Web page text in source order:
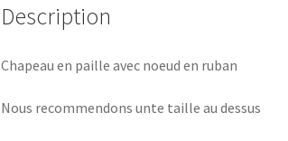
Description
Chapeau en paille avec noeud en ruban
Nous recommendons unte taille au dessus